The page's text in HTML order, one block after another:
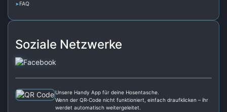
FAQ
Soziale Netzwerke
Unsere Handy App für deine Hosentasche.
Wenn der QR‑Code nicht funktioniert, einfach draufklicken – ihr
werdet automatisch weitergeleitet.